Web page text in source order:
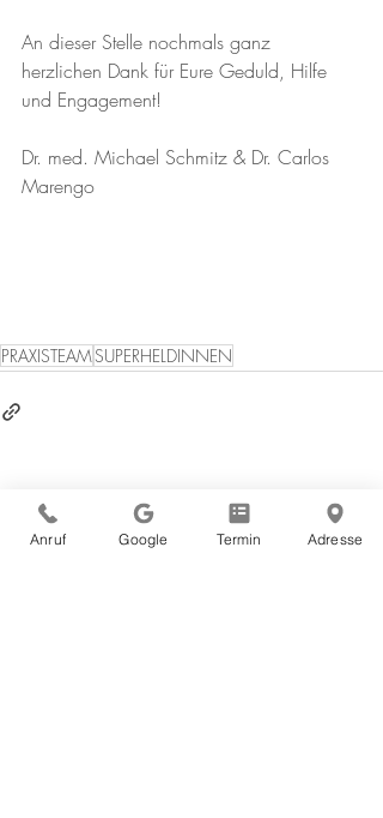
An dieser Stelle nochmals ganz
herzlichen Dank für Eure Geduld, Hilfe
und Engagement!
Dr. med. Michael Schmitz & Dr. Carlos
Marengo
PRAXISTEAMSUPERHELDINNEN
Anruf Google Termin Adresse